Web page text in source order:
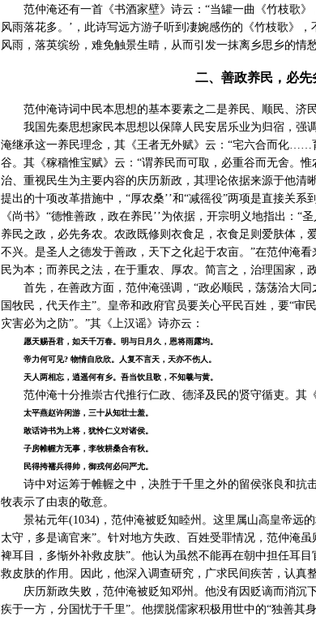
范仲淹还有一首《书酒家壁》诗云：“当罐一曲《竹枝歌
风雨落花多。’，此诗写远方游子听到凄婉感伤的《竹枝歌》
风雨，落英缤纷，难免触景生晴，从而引发一抹离乡思乡的情愁
二、善政养民，必先
范仲淹诗词中民本思想的基本要素之二是养民、顺民、济民
我国先秦思想家民本思想以保障人民安居乐业为归宿，强
淹继承这一养民理念，其《王者无外赋》云：“宅六合而化……
谷。其《稼穑惟宝赋》云：“谓养民而可取，必重谷而无舍。
治、重视民生为主要内容的庆历新政，其理论依据来源于他清
提出的十项改革措施中，“厚农桑’’和“减徭役”两项是直接关系
《尚书》“德惟善政，政在养民’’为依据，开宗明义地指出：“
养民之政，必先务农。农政既修则衣食足，衣食足则爱肤体，
不兴。是圣人之德发于善政，天下之化起于农亩。”在范仲淹
民为本；而养民之法，在于重农、厚农。简言之，治理国家，
首先，在善政方面，范仲淹强调，“政必顺民，荡荡洽大
国牧民，代天作主”。皇帝和政府官员要关心平民百姓，要“审
灾害必为之防”。”其《上汉谣》诗亦云：
愿天赐吾君，如天千万春。明与日月久，恩将雨露均。
帝力何可见? 物情自欣欣。人复不言天，天亦不伤人。
天人两相忘，逍遥何有乡。吾当饮且歌，不知羲与黄。
范仲淹十分推崇古代推行仁政、德泽及民的贤守循吏。其
太平燕赵许闲游，三十从知壮士羞。
敢话诗书为上将，犹怜仁义对诸侯。
子房帷幄方无事，李牧耕桑合有秋。
民得挎襦兵得帅，御戎何必问严尤。
诗中对运筹于帷幄之中，决胜于千里之外的留侯张良和抗
牧表示了由衷的敬意。
景祐元年(1034)，范仲淹被贬知睦州。这里属山高皇帝远
太守，多是谪官来”。针对地方失政、百姓受罪情况，范仲淹
裨耳目，多惭外补救皮肤”。他认为虽然不能再在朝中担任耳
救皮肤的作用。因此，他深入调查研究，广求民间疾苦，认真
庆历新政失败，范仲淹被贬知邓州。他没有因贬谪而消沉
疾于一方，分国忧于千里”。他摆脱儒家积极用世中的“独善其